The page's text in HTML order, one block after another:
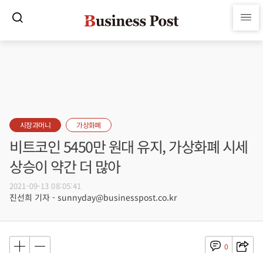
시장과머니 가상화폐
비트코인 5450만 원대 유지, 가상화폐 시세
상승이 약간 더 많아
2021-09-13 08:05:41
진선희 기자 - sunnyday@businesspost.co.kr
0